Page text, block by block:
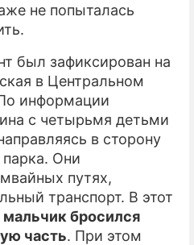
СТИЛЬ ЖИЗНИ
ИГРЫ
ПРЕСС-РЕЛИЗЫ
О ПРОЕКТЕ
не попыталась
был зафиксирован на
в Центральном
информации
с четырьмя детьми
в сторону
парка. Они
путях,
транспорт. В этот
бросился
часть. При этом